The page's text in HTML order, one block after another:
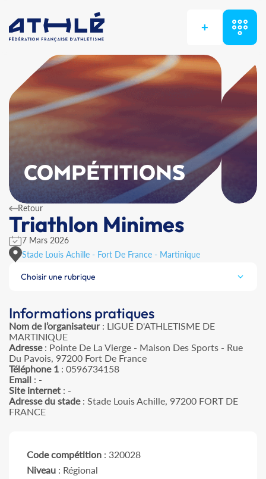
+
COMPÉTITIONS
Retour
Triathlon Minimes
7 Mars 2026
Stade Louis Achille - Fort De France - Martinique
Choisir une rubrique
Informations pratiques
Nom de l’organisateur: LIGUE D'ATHLETISME DE
MARTINIQUE
Adresse: Pointe De La Vierge - Maison Des Sports - Rue
Du Pavois, 97200 Fort De France
Téléphone 1 : 0596734158
Email : -
Site internet : -
Adresse du stade: Stade Louis Achille, 97200 FORT DE
FRANCE
Code compétition : 320028
Niveau : Régional